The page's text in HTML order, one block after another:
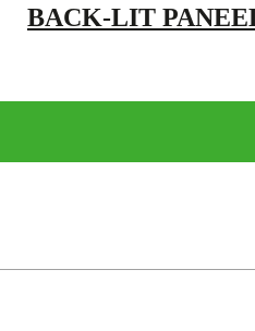
BACK-LIT